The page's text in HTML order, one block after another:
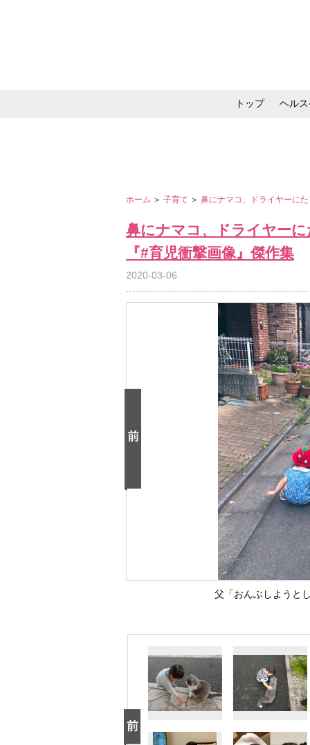
トップ ヘル
ホーム ＞ 子育て ＞ 鼻にナマコ、ドライヤーに
鼻にナマコ、ドライヤー
『#育児衝撃画像』傑作集
2020-03-06
父「おんぶしようと